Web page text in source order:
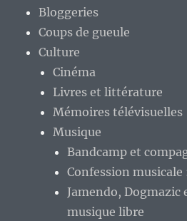
Bloggeries
Coups de gueule
Culture
Cinéma
Livres et littérature
Mémoires télévisuelles
Musique
Bandcamp et
Confession musicale
Jamendo, Dogmazic
musique libre